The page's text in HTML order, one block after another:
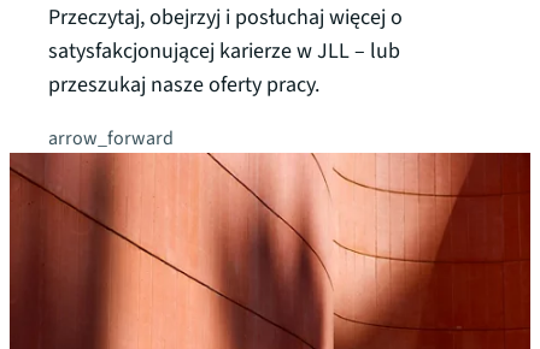
Przeczytaj, obejrzyj i posłuchaj więcej o
satysfakcjonującej karierze w JLL – lub
przeszukaj nasze oferty pracy.
arrow_forward